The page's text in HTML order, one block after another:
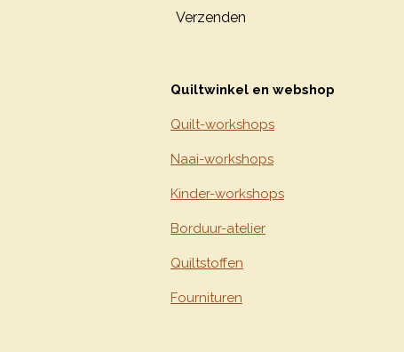
Verzenden
Quiltwinkel en webshop
Quilt-workshops
Naai-workshops
Kinder-workshops
Borduur-atelier
Quiltstoffen
Fournituren